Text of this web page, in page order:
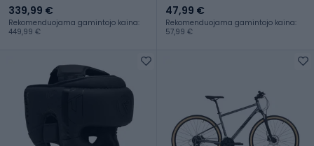
339,99 €
Rekomenduojama gamintojo kaina:
449,99 €
47,99 €
Rekomenduojama gamintojo kaina:
57,99 €